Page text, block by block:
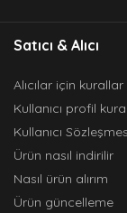
Satıcı & Alıcı
Alıcılar için kurallar
Kullanıcı profil
Kullanıcı
Ürün nasıl indirilir
Nasıl ürün alırım
Ürün güncelleme